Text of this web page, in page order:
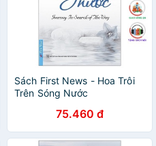
Sách First News - Hoa Trôi
Trên Sóng Nước
75.460 đ